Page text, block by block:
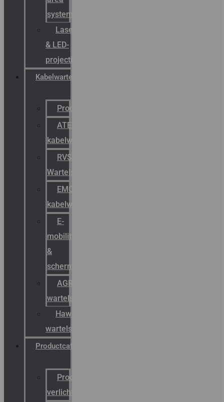
systemen
Laserbelijning
& LED-
projectie
Kabelwartels
Productcatalogus
ATEX
kabelwartels
RVS
Wartels
EMC
kabelwartels
E-
mobility
&
schermstromen
AGRO
wartels
Hawke
wartels
Productcatalogus
Productcatalogus
verlichting